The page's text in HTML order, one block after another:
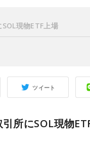
ツイート
所にSOL現物
現物ETF上場